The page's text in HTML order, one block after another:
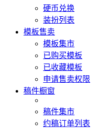
硬币兑换
装扮列表
模板售卖
模板集市
已购买模板
已收藏模板
申请售卖权限
稿件橱窗
稿件集市
约稿订单列表